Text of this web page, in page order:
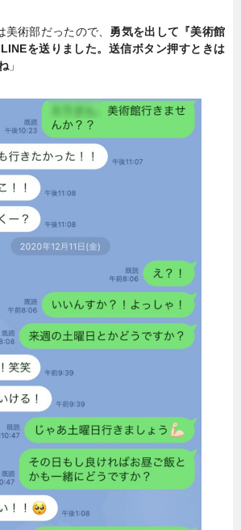
美術部だったので、 勇気を出して『美術館
を送りました。送信ボタン押すときは
」